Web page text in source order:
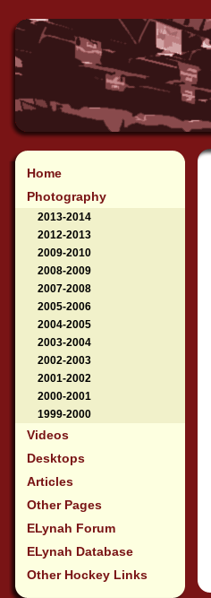
Home
Photography
2013-2014
2012-2013
2009-2010
2008-2009
2007-2008
2005-2006
2004-2005
2003-2004
2002-2003
2001-2002
2000-2001
1999-2000
Videos
Desktops
Articles
Other Pages
ELynah Forum
ELynah Database
Other Hockey Links